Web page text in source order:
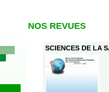
NOS REVUES
SCIENCES DE LA